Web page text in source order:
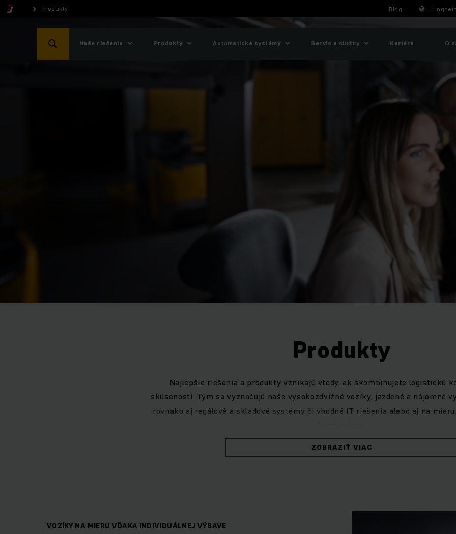
Produkty Blog
Naše riešenia Produkty Automatické systémy Servis a služby Kariéra O
Produkty
Najlepšie riešenia a produkty vznikajú vtedy, ak skombinujete logistickú
skúsenosti. Tým sa vyznačujú naše vysokozdvižné vozíky, jazdené a nájomné
rovnako aj regálové a skladové systémy či vhodné IT riešenia alebo aj na
Potrebujete prepravovať palety, stohovať tovary a zabezpečiť spoľahlivé
ZOBRAZIŤ VIAC
VOZÍKY NA MIERU VĎAKA INDIVIDUÁLNEJ VÝBAVE